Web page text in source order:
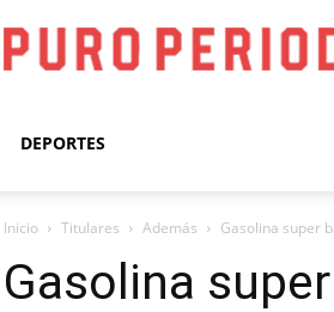
DEPORTES
Inicio Titulares Además Gasolina super
Gasolina